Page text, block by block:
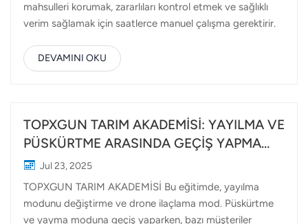
mahsulleri korumak, zararlıları kontrol etmek ve sağlıklı
verim sağlamak için saatlerce manuel çalışma gerektirir.
görevler, çoğunlukla güneş altında uzun saatler geçirmeyi
ve yüksek işçilik maliyetlerini içeren önemli miktarda insan
dronları, çiftçiliği manuel işçilikten drone hassasiyetine
dönüştürmede başı çekiyor ve çiftçiliği her zamankinden
boyunca ürünlerini yönetmek için el emeğine güvendiler.
Bu genellikle pestisitlerin veya gübrelerin tek seferde
yalnızca küçük alanları kaplayan büyük püskürtücüler k...
DEVAMINI OKU
TOPXGUN TARIM AKADEMİSİ: YAYILMA VE
PÜSKÜRTME ARASINDA GEÇİŞ YAPMA
ÖNLEMLERİ (FP600)
Jul 23, 2025
TOPXGUN TARIM AKADEMİSİ Bu eğitimde, yayılma
modunu değiştirme ve drone ilaçlama mod. Püskürtme
ve yayma moduna geçiş yaparken, bazı müşteriler